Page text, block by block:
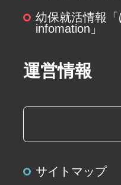
について
ご本人から
個人デー
容の訂正・
じます。
個人情報
幼保就活情報
infomation」
運営情報
サイトマップ